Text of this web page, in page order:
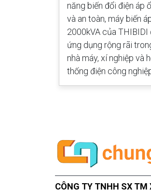
năng biến đổi điện áp
và an toàn, máy biến
2000kVA của
ứng dụng rộng rãi
nhà máy, xí nghiệp và
thống điện công
CÔNG TY TNHH SX TM